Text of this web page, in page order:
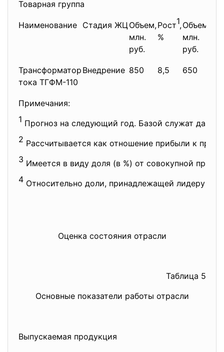
Товарная группа
Наименование Стадия ЖЦОбъем,
млн.
руб.
Рост1,
%
Объем,
млн.
руб.
Трансформатор
тока ТГФМ-110
Внедрение 850 8,5 650
Примечания:
1 Прогноз на следующий год. Базой служат
2 Рассчитывается как отношение прибыли к
3 Имеется в виду доля (в %) от совокупной
4 Относительно доли, принадлежащей лидеру
Оценка состояния отрасли
Таблица 5
Основные показатели работы отрасли
Выпускаемая продукция